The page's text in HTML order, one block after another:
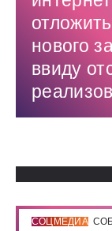
нового
ввиду
СОЦМЕДИА